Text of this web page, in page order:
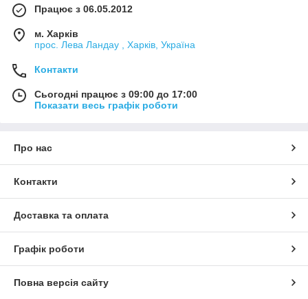
Працює з 06.05.2012
м. Харків
прос. Лева Ландау , Харків, Україна
Контакти
Сьогодні працює з 09:00 до 17:00
Показати весь графік роботи
Про нас
Контакти
Доставка та оплата
Графік роботи
Повна версія сайту